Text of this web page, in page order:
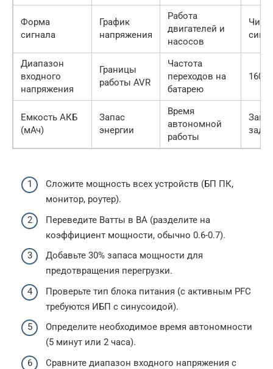
Форма
сигнала
График
напряжения
Работа
двигателей и
насосов
Диапазон
входного
напряжения
Границы
работы AVR
Частота
переходов на
батарею
160-
Емкость АКБ
(мАч)
Запас
энергии
Время
автономной
работы
задач
Сложите мощность всех устройств (БП ПК,
монитор, роутер).
Переведите Ватты в ВА (разделите на
коэффициент мощности, обычно 0.6-0.7).
Добавьте 30% запаса мощности для
предотвращения перегрузки.
Проверьте тип блока питания (с активным PFC
требуются ИБП с синусоидой).
Определите необходимое время автономности
(5 минут или 2 часа).
Сравните диапазон входного напряжения с